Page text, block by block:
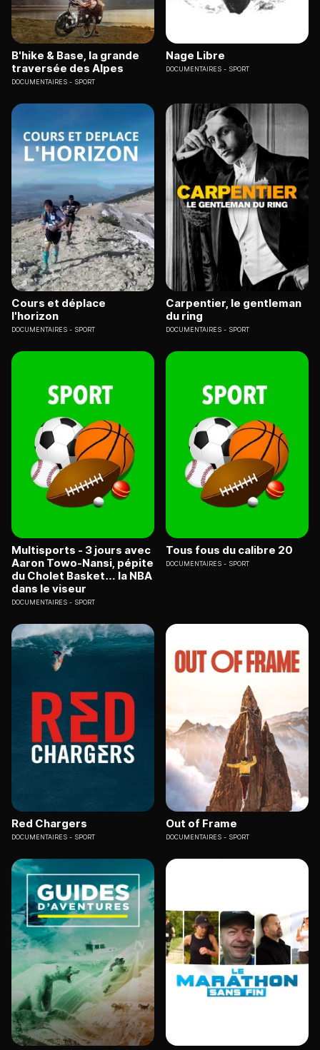
B'hike & Base, la grande
traversée des Alpes
DOCUMENTAIRES SPORT
Nage Libre
DOCUMENTAIRES SPORT
Cours et déplace
l'horizon
DOCUMENTAIRES SPORT
Carpentier, le gentleman
du ring
DOCUMENTAIRES SPORT
Multisports - 3 jours avec
Aaron Towo-Nansi, pépite
du Cholet Basket… la NBA
dans le viseur
DOCUMENTAIRES SPORT
Tous fous du calibre 20
DOCUMENTAIRES SPORT
Red Chargers
DOCUMENTAIRES SPORT
Out of Frame
DOCUMENTAIRES SPORT